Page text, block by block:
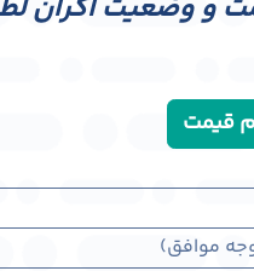
و وضعیت اکران
قیمت
موافق)